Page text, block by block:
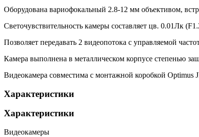
Оборудована вариофокальный 2.8-12 мм объективом,
Светочувствительность камеры составляет цв. 0.01Лк
Позволяет передавать 2 видеопотока с управляемой
Камера выполнена в металлическом корпусе степенью
Видеокамера совместима с монтажной коробкой Optimus
Характеристики
Характеристики
Видеокамеры